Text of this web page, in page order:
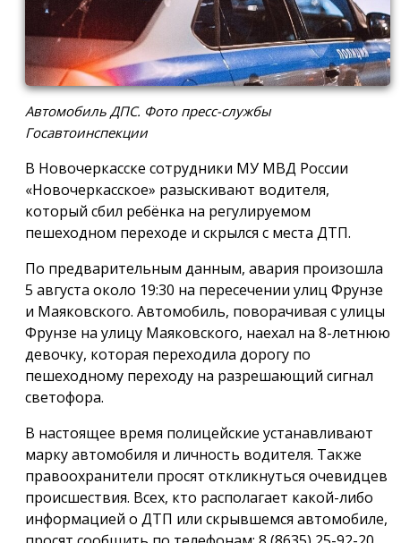
Автомобиль ДПС. Фото пресс-службы
Госавтоинспекции
В Новочеркасске сотрудники МУ МВД России
«Новочеркасское» разыскивают водителя,
который сбил ребёнка на регулируемом
пешеходном переходе и скрылся с места ДТП.
По предварительным данным, авария произошла
5 августа около 19:30 на пересечении улиц Фрунзе
и Маяковского. Автомобиль, поворачивая с улицы
Фрунзе на улицу Маяковского, наехал на 8-летнюю
девочку, которая переходила дорогу по
пешеходному переходу на разрешающий сигнал
светофора.
В настоящее время полицейские устанавливают
марку автомобиля и личность водителя. Также
правоохранители просят откликнуться очевидцев
происшествия. Всех, кто располагает какой-либо
информацией о ДТП или скрывшемся автомобиле,